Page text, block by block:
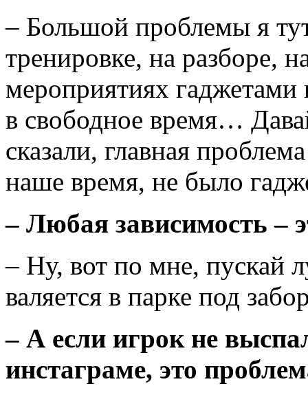
– Большой проблемы я
тренировке, на разборе,
мероприятиях гаджетами
в свободное время…
сказали, главная
наше время, не было
– Любая зависимость –
– Ну, вот по мне, пускай
валяется в парке под
– А если игрок не
инстаграме, это